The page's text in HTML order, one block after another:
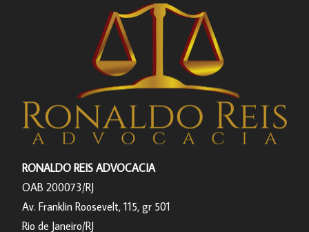
RONALDO REIS ADVOCACIA
OAB 200073/RJ
Av. Franklin Roosevelt, 115, gr 501
Rio de Janeiro/RJ